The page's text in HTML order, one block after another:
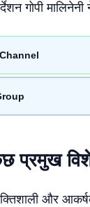
गोपी
प्रमुख
और